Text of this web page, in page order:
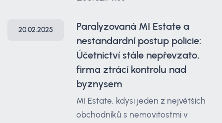
20.02.2025
Paralyzovaná MI Estate a
nestandardní postup policie:
Účetnictví stále nepřevzato,
firma ztrácí kontrolu nad
byznysem
MI Estate, kdysi jeden z největších
obchodníků s nemovitostmi v